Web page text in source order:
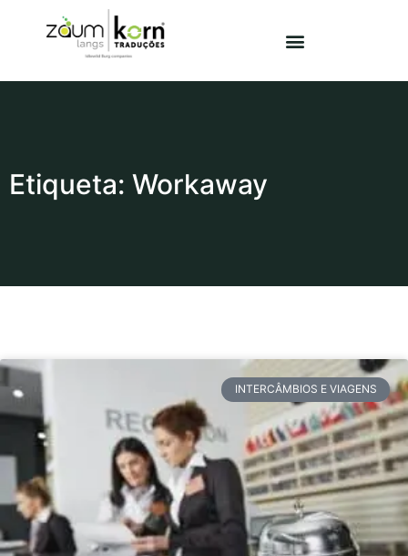
Etiqueta: Workaway
INTERCÂMBIOS E VIAGENS